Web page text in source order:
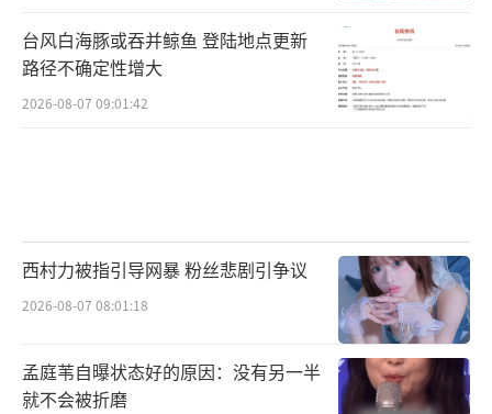
台风白海豚或吞并鲸鱼 登陆地点更新
路径不确定性增大
2026-08-07 09:01:42
西村力被指引导网暴 粉丝悲剧引争议
2026-08-07 08:01:18
孟庭苇自曝状态好的原因：没有另一半
就不会被折磨